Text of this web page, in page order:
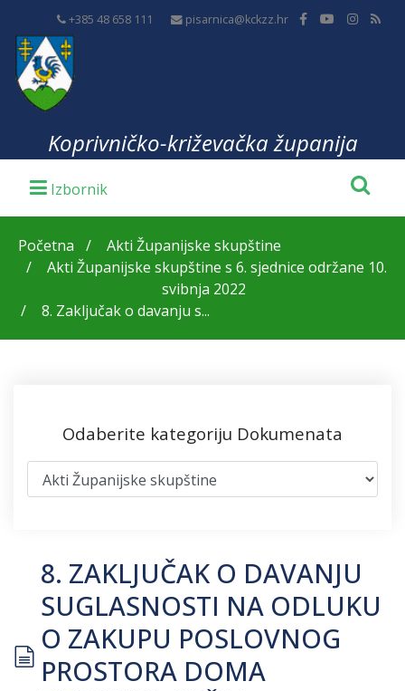
+385 48 658 111 pisarnica@kckzz.hr
Koprivničko-križevačka županija
Početna
Akti Županijske skupštine
Akti Županijske skupštine s 6. sjednice održane 10.
svibnja 2022
8. Zaključak o davanju s...
Odaberite kategoriju Dokumenata
document
8. ZAKLJUČAK O DAVANJU
SUGLASNOSTI NA ODLUKU
O ZAKUPU POSLOVNOG
PROSTORA DOMA